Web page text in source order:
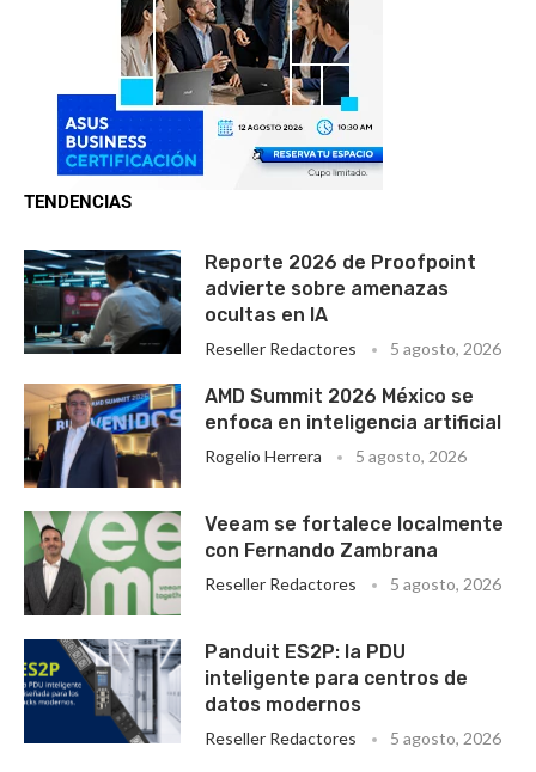
TENDENCIAS
Reporte 2026 de Proofpoint
advierte sobre amenazas
ocultas en IA
Reseller Redactores 5 agosto, 2026
AMD Summit 2026 México se
enfoca en inteligencia artificial
Rogelio Herrera 5 agosto, 2026
Veeam se fortalece localmente
con Fernando Zambrana
Reseller Redactores 5 agosto, 2026
Panduit ES2P: la PDU
inteligente para centros de
datos modernos
Reseller Redactores 5 agosto, 2026